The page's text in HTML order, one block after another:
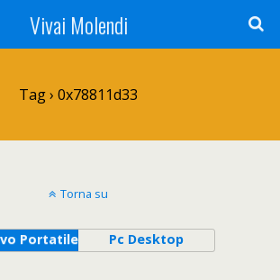
Vivai Molendi
Tag › 0x78811d33
Torna su
Portatile Pc Desktop